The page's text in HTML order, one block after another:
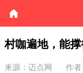
村咖遍地，能
来源：迈点网 作